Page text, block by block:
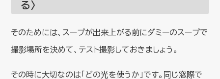
る〉
そのためには、スープが出来上がる前にダミーのスープで
撮影場所を決めて、テスト撮影しておきましょう。
その時に大切なのは「どの光を使うか」です。同じ窓際で